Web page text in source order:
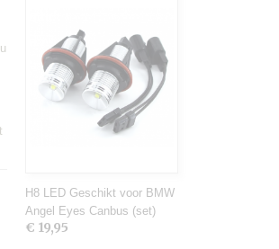
H8 LED Geschikt voor BMW
Angel Eyes Canbus (set)
€ 19,95